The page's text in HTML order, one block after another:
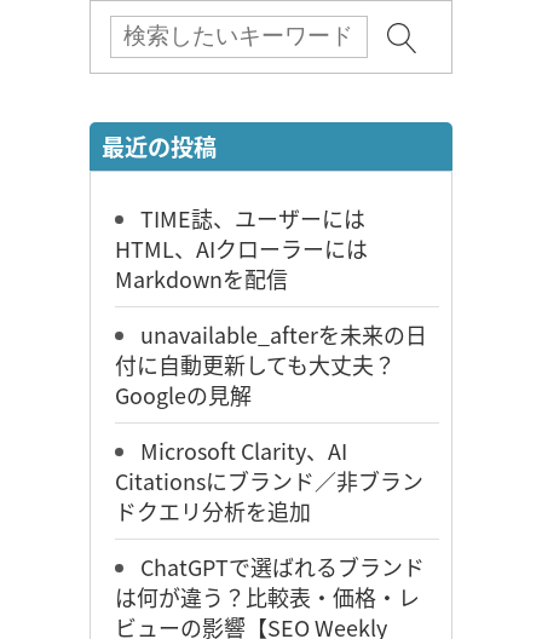
最近の投稿
TIME誌、ユーザーには
HTML、AIクローラーには
Markdownを配信
unavailable_afterを未来の日
付に自動更新しても大丈夫？
Googleの見解
Microsoft Clarity、AI
Citationsにブランド／非ブラン
ドクエリ分析を追加
ChatGPTで選ばれるブランド
は何が違う？比較表・価格・レ
ビューの影響【SEO Weekly